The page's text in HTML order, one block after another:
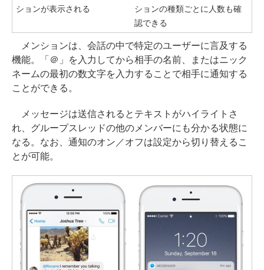
ションが表示される
ションの種類ごとに人数も確
認できる
メンションは、会話の中で特定のユーザーに言及する
機能。「＠」を入力してから相手の名前、またはニック
ネームの最初の数文字を入力することで相手に通知する
ことができる。
メッセージは送信されるとテキストがハイライトさ
れ、グループスレッドの他のメンバーにも分かる状態に
なる。なお、通知のオン／オフは設定から切り替えるこ
とが可能。